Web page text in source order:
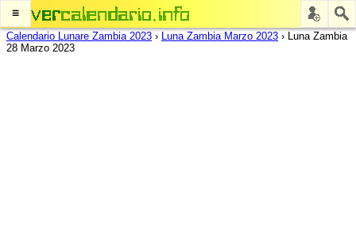
≡
Calendario Lunare Zambia 2023 › Luna Zambia Marzo 2023 › Luna Zambia
28 Marzo 2023